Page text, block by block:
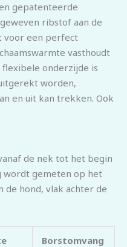
gepatenteerde
ribstof aan de
voor een perfect
vasthoudt
onderzijde is
worden,
en uit kan trekken. Ook
de nek tot het begin
wordt gemeten op het
de hond, vlak achter de
Borstomvang